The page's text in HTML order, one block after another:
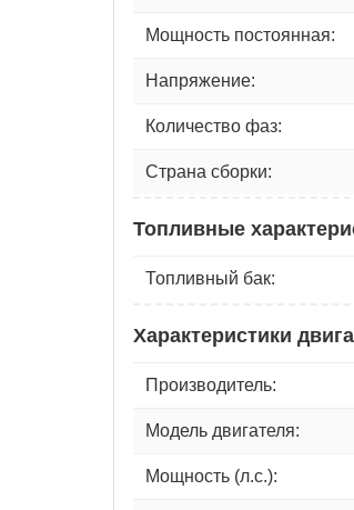
Мощность постоянная:
Напряжение:
Количество фаз:
Страна сборки:
Топливные
Топливный бак:
Характеристики
Производитель:
Модель двигателя:
Мощность (л.с.):